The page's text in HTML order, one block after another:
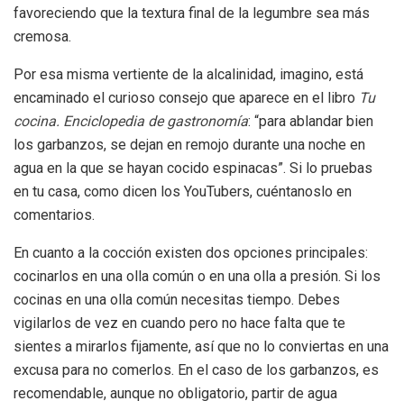
favoreciendo que la textura final de la legumbre sea más
cremosa.
Por esa misma vertiente de la alcalinidad, imagino, está
encaminado el curioso consejo que aparece en el libro Tu
cocina. Enciclopedia de gastronomía: “para ablandar bien
los garbanzos, se dejan en remojo durante una noche en
agua en la que se hayan cocido espinacas”. Si lo pruebas
en tu casa, como dicen los YouTubers, cuéntanoslo en
comentarios.
En cuanto a la cocción existen dos opciones principales:
cocinarlos en una olla común o en una olla a presión. Si los
cocinas en una olla común necesitas tiempo. Debes
vigilarlos de vez en cuando pero no hace falta que te
sientes a mirarlos fijamente, así que no lo conviertas en una
excusa para no comerlos. En el caso de los garbanzos, es
recomendable, aunque no obligatorio, partir de agua